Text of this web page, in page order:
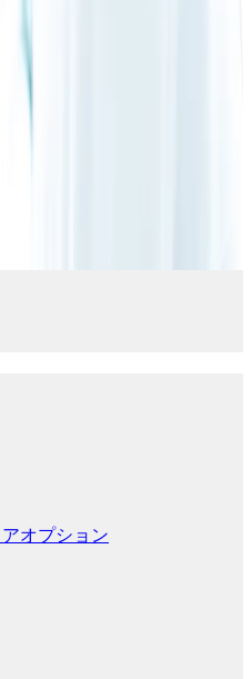
オプション